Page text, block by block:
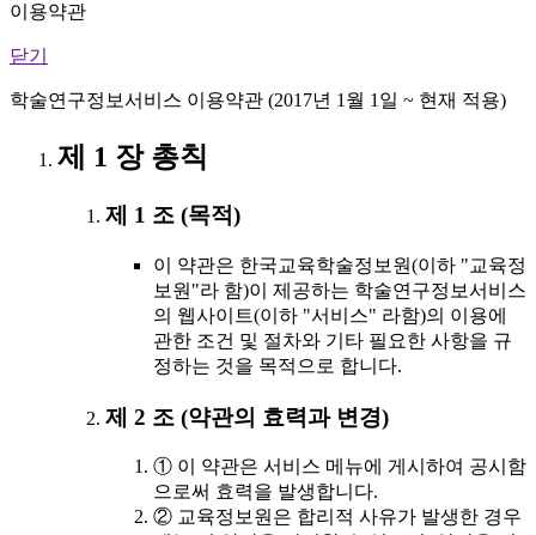
이용약관
닫기
학술연구정보서비스 이용약관 (2017년 1월 1일 ~ 현재 적용)
제 1 장 총칙
제 1 조 (목적)
이 약관은 한국교육학술정보원(이하 "교육정
보원"라 함)이 제공하는 학술연구정보서비스
의 웹사이트(이하 "서비스" 라함)의 이용에
관한 조건 및 절차와 기타 필요한 사항을 규
정하는 것을 목적으로 합니다.
제 2 조 (약관의 효력과 변경)
① 이 약관은 서비스 메뉴에 게시하여 공시함
으로써 효력을 발생합니다.
② 교육정보원은 합리적 사유가 발생한 경우